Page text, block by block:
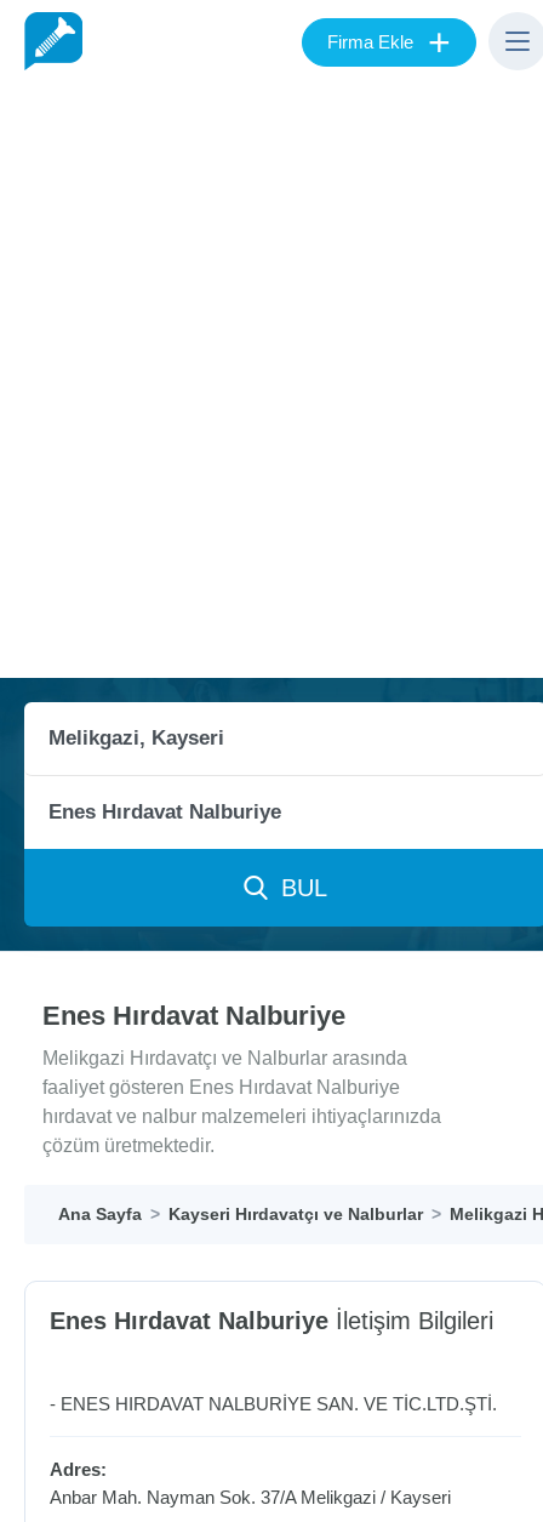
Firma Ekle +
BUL
Enes Hırdavat Nalburiye
Melikgazi Hırdavatçı ve Nalburlar arasında
faaliyet gösteren Enes Hırdavat Nalburiye
hırdavat ve nalbur malzemeleri ihtiyaçlarınızda
çözüm üretmektedir.
Ana Sayfa Kayseri Hırdavatçı ve Nalburlar Melikgazi
Enes Hırdavat Nalburiye İletişim Bilgileri
- ENES HIRDAVAT NALBURİYE SAN. VE TİC.LTD.ŞTİ.
Adres:
Anbar Mah. Nayman Sok. 37/A Melikgazi / Kayseri